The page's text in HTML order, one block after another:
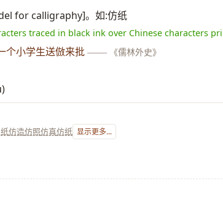
for calligraphy]。如:仿纸
traced in black ink over Chinese characters
个小学生送倣来批 —— 《儒林外史》
仿造仿照仿真仿纸 显示更多...